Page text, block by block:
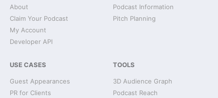
About
Claim Your Podcast
My Account
Developer API
Podcast Information
Pitch Planning
USE CASES
Guest Appearances
PR for Clients
TOOLS
3D Audience Graph
Podcast Reach